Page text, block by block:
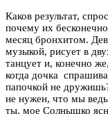
Каков результат,
почему их
месяц бронхитом.
музыкой, рисует в
танцует и, конечно
когда дочка
папочкой не
не нужен, что мы
ты, мое Солнышко